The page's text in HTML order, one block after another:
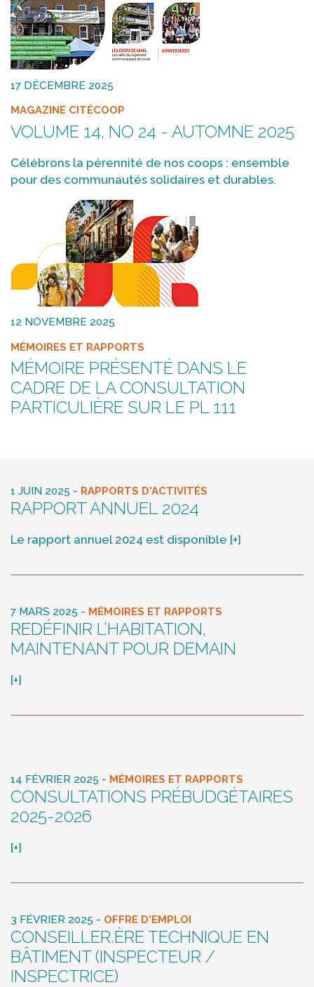
17 DÉCEMBRE 2025
MAGAZINE CITÉCOOP
VOLUME 14, NO 24 - AUTOMNE 2025
Célébrons la pérennité de nos coops : ensemble
pour des communautés solidaires et durables.
12 NOVEMBRE 2025
MÉMOIRES ET RAPPORTS
MÉMOIRE PRÉSENTÉ DANS LE
CADRE DE LA CONSULTATION
PARTICULIÈRE SUR LE PL 111
1 JUIN 2025 - RAPPORTS D'ACTIVITÉS
RAPPORT ANNUEL 2024
Le rapport annuel 2024 est disponible [+]
7 MARS 2025 - MÉMOIRES ET RAPPORTS
REDÉFINIR L’HABITATION,
MAINTENANT POUR DEMAIN
[+]
14 FÉVRIER 2025 - MÉMOIRES ET RAPPORTS
CONSULTATIONS PRÉBUDGÉTAIRES
2025-2026
[+]
3 FÉVRIER 2025 - OFFRE D'EMPLOI
CONSEILLER.ÈRE TECHNIQUE EN
BÂTIMENT (INSPECTEUR /
INSPECTRICE)